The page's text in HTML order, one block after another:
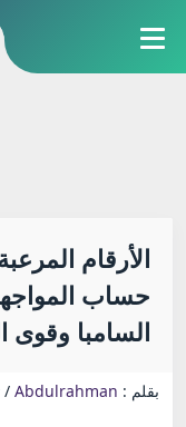
الأرقام
حساب
السامبا وقوى
بقلم : Abdulrahman
/